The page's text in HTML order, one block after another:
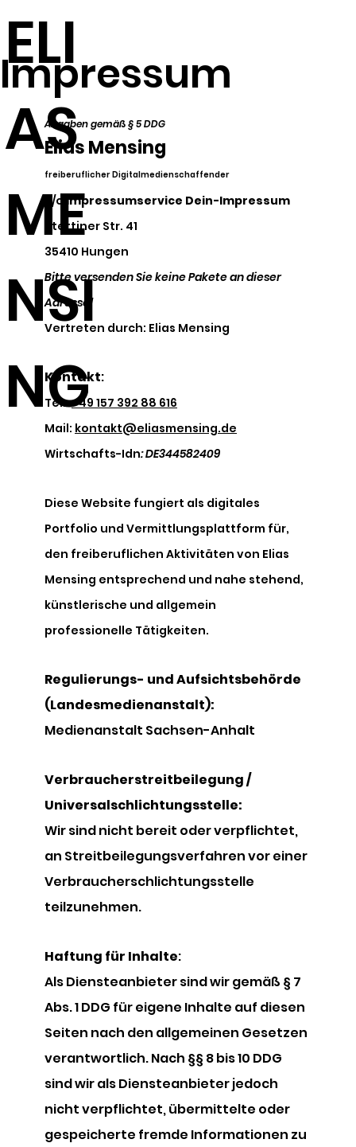
ELI
AS
ME
NSI
NG
Impressum
Angaben gemäß § 5 DDG
Elias Mensing
freiberuflicher Digitalmedienschaffender
c/o Impressumservice Dein-Impressum
Stettiner Str. 41
35410 Hungen
Bitte versenden Sie keine Pakete an dieser
Adresse!
Vertreten durch: Elias Mensing
Kontakt:
Tel.:+49 157 392 88 616
Mail: kontakt@eliasmensing.de
Wirtschafts-Idn: DE344582409
Diese Website fungiert als digitales
Portfolio und Vermittlungsplattform für,
den freiberuflichen Aktivitäten von Elias
Mensing entsprechend und nahe stehend,
künstlerische und allgemein
professionelle Tätigkeiten.
Regulierungs- und Aufsichtsbehörde
(Landesmedienanstalt):
Medienanstalt Sachsen-Anhalt
Verbraucherstreitbeilegung /
Universalschlichtungsstelle:
Wir sind nicht bereit oder verpflichtet,
an Streitbeilegungsverfahren vor einer
Verbraucherschlichtungsstelle
teilzunehmen.
Haftung für Inhalte:
Als Diensteanbieter sind wir gemäß § 7
Abs. 1 DDG für eigene Inhalte auf diesen
Seiten nach den allgemeinen Gesetzen
verantwortlich. Nach §§ 8 bis 10 DDG
sind wir als Diensteanbieter jedoch
nicht verpflichtet, übermittelte oder
gespeicherte fremde Informationen zu